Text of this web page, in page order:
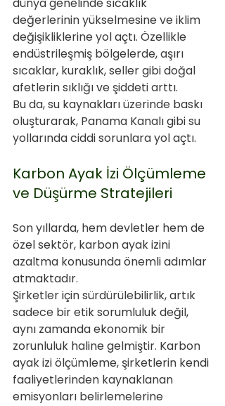
değerlerinin yükselmesine ve iklim
değişikliklerine yol açtı. Özellikle
endüstrileşmiş bölgelerde, aşırı
sıcaklar, kuraklık, seller gibi doğal
afetlerin sıklığı ve şiddeti arttı.
Bu da, su kaynakları üzerinde baskı
oluşturarak, Panama Kanalı gibi su
yollarında ciddi sorunlara yol açtı.
Karbon Ayak İzi Ölçümleme
ve Düşürme Stratejileri
Son yıllarda, hem devletler hem de
özel sektör, karbon ayak izini
azaltma konusunda önemli adımlar
atmaktadır.
Şirketler için sürdürülebilirlik, artık
sadece bir etik sorumluluk değil,
aynı zamanda ekonomik bir
zorunluluk haline gelmiştir. Karbon
ayak izi ölçümleme, şirketlerin kendi
faaliyetlerinden kaynaklanan
emisyonları belirlemelerine